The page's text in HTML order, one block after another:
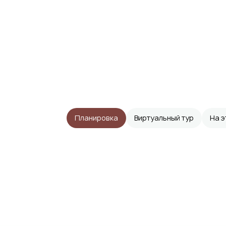
Планировка Виртуальный тур На